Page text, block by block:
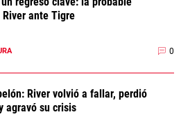
ante Tigre
0
River volvió a fallar, perdió
agravó su crisis